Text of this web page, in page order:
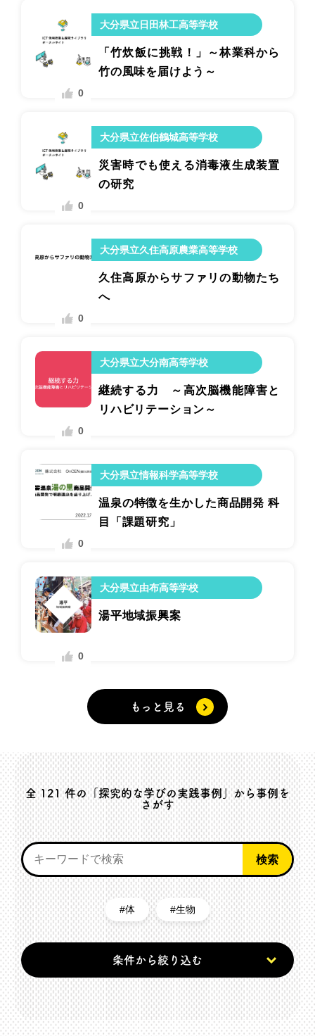
大分県立日田林工高等学校
0
「竹炊飯に挑戦！」～林業科から
竹の風味を届けよう～
大分県立佐伯鶴城高等学校
0
災害時でも使える消毒液生成装置
の研究
大分県立久住高原農業高等学校
0
久住高原からサファリの動物たち
へ
大分県立大分南高等学校
0
継続する力 ～高次脳機能障害と
リハビリテーション～
大分県立情報科学高等学校
0
温泉の特徴を生かした商品開発 科
目「課題研究」
大分県立由布高等学校
0
湯平地域振興案
もっと見る
全121件の「探究的な学びの実践事例」から事例を
さがす
体 生物
条件から絞り込む